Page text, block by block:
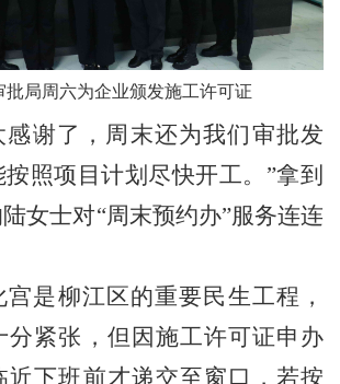
批局周六为企业颁发施工许可证
感谢了，周末还为我们审批发
照项目计划尽快开工。 ”拿到
女士对“周末预约办”服务连连
宫是柳江区的重要民生工程，
分紧张，但因施工许可证申办
近下班前才递交至窗口，若按